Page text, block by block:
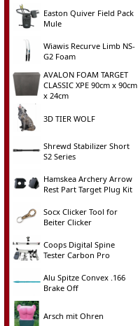
Easton Quiver Field Pack
Mule
Wiawis Recurve Limb NS-
G2 Foam
AVALON FOAM TARGET
CLASSIC XPE 90cm x 90cm
x 24cm
3D TIER WOLF
Shrewd Stabilizer Short
S2 Series
Hamskea Archery Arrow
Rest Part Target Plug Kit
Socx Clicker Tool for
Beiter Clicker
Coops Digital Spine
Tester Carbon Pro
Alu Spitze Convex .166
Brake Off
Arsch mit Ohren